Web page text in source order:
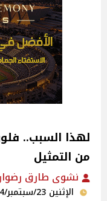
لهذا السبب..
من التمثيل
نشوى طارق
الإثنين 23/سبتمبر/2024 - 03:57 م